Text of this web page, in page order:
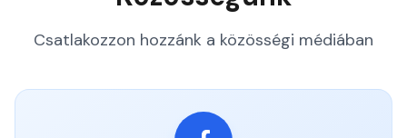
Csatlakozzon hozzánk a közösségi médiában